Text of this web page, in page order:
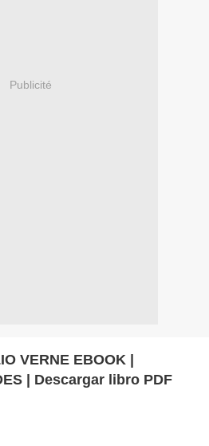
Publicité
VERNE EBOOK |
| Descargar libro PDF